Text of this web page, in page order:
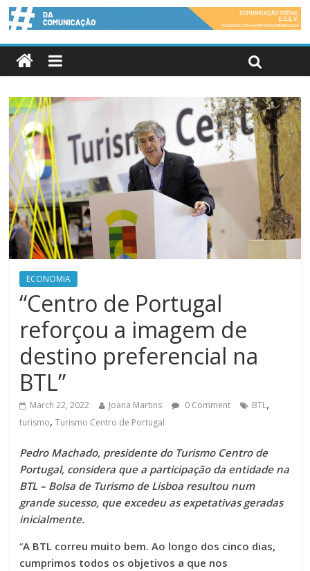
ECONOMIA
“Centro de Portugal
reforçou a imagem de
destino preferencial na
BTL”
March 22, 2022 Joana Martins 0 Comment BTL,
turismo,Turismo Centro de Portugal
Pedro Machado, presidente do Turismo Centro de
Portugal, considera que a participação da entidade na
BTL – Bolsa de Turismo de Lisboa resultou num
grande sucesso, que excedeu as expetativas geradas
inicialmente.
“A BTL correu muito bem. Ao longo dos cinco dias,
cumprimos todos os objetivos a que nos